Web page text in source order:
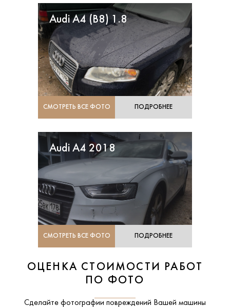
Audi A4 (B8) 1.8
СМОТРЕТЬ ВСЕ ФОТО ПОДРОБНЕЕ
Audi A4 2018
СМОТРЕТЬ ВСЕ ФОТО ПОДРОБНЕЕ
ОЦЕНКА СТОИМОСТИ РАБОТ
ПО ФОТО
Сделайте фотографии повреждений Вашей машины